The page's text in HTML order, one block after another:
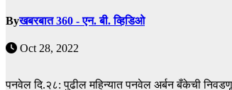
Byखबरबात 360 - एन. बी. व्हिडिओ
Oct 28, 2022
पनवेल दि.२८: पुढील महिन्यात पनवेल अर्बन बँकेची